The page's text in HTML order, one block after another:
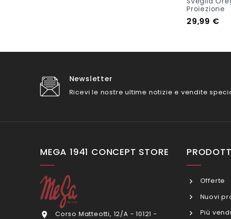
Proiezione
Prezzo
29,99 €
Newsletter
Ricevi le nostre ultime notizie e vendite
MEGA 1941 CONCEPT STORE
 Corso Matteotti, 12/A - 10121 -
Offerte
Nuovi
Più